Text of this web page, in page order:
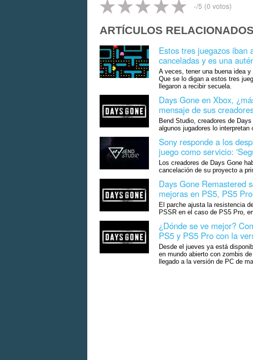
-/5 (0 votos)
ARTÍCULOS RELACIONADOS
Estos tres juegazos iban
canceladas y es una
A veces, tener una buena idea
Que se lo digan a estos tres
llegaron a recibir secuela.
Days Gone en Xbox,
mensaje de sus
Bend Studio, creadores de
algunos jugadores lo interpretan
Sony responde a los
juego como servicio:
Los creadores de Days Gone
cancelación de su proyecto a
Days Gone Remastered
mejoras en PS5, PS5
El parche ajusta la resistencia
PSSR en el caso de PS5 Pro,
¿Dónde se ve mejor?
PS5 y PS5 Pro con la
Desde el jueves ya está
en mundo abierto con zombis
llegado a la versión de PC de